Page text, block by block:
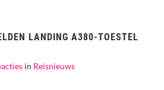
LANDING A380-TOESTEL
in Reisnieuws